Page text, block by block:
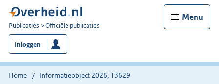
Menu
U
bent
nu
hier:
Publicaties Officiële publicaties
Inloggen
Home Informatieobject 2026, 13629